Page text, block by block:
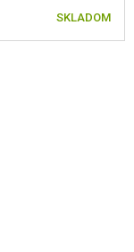
SKLADOM